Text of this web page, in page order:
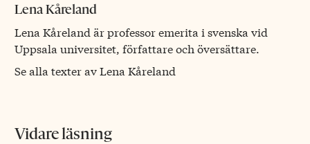
Lena Kåreland
Lena Kåreland är professor emerita i svenska vid
Uppsala universitet, författare och översättare.
Se alla texter av Lena Kåreland
Vidare läsning